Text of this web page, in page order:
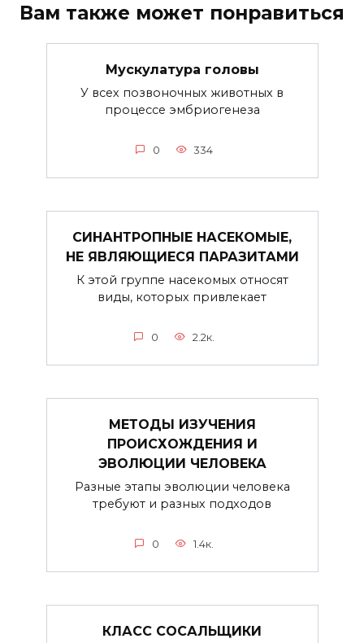
Вам также может понравиться
Мускулатура головы
У всех позвоночных животных в
процессе эмбриогенеза
0 334
СИНАНТРОПНЫЕ НАСЕКОМЫЕ,
НЕ ЯВЛЯЮЩИЕСЯ ПАРАЗИТАМИ
К этой группе насекомых относят
виды, которых привлекает
0 2.2к.
МЕТОДЫ ИЗУЧЕНИЯ
ПРОИСХОЖДЕНИЯ И
ЭВОЛЮЦИИ ЧЕЛОВЕКА
Разные этапы эволюции человека
требуют и разных подходов
0 1.4к.
КЛАСС СОСАЛЬЩИКИ